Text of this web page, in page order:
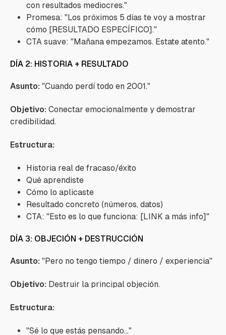
con resultados mediocres."
Promesa: "Los próximos 5 días te voy a mostrar
cómo [RESULTADO ESPECÍFICO]."
CTA suave: "Mañana empezamos. Estate atento."
DÍA 2: HISTORIA + RESULTADO
Asunto: "Cuando perdí todo en 2001."
Objetivo: Conectar emocionalmente y demostrar
credibilidad.
Estructura:
Historia real de fracaso/éxito
Qué aprendiste
Cómo lo aplicaste
Resultado concreto (números, datos)
CTA: "Esto es lo que funciona: [LINK a más info]"
DÍA 3: OBJECIÓN + DESTRUCCIÓN
Asunto: "Pero no tengo tiempo / dinero / experiencia"
Objetivo: Destruir la principal objeción.
Estructura:
"Sé lo que estás pensando..."